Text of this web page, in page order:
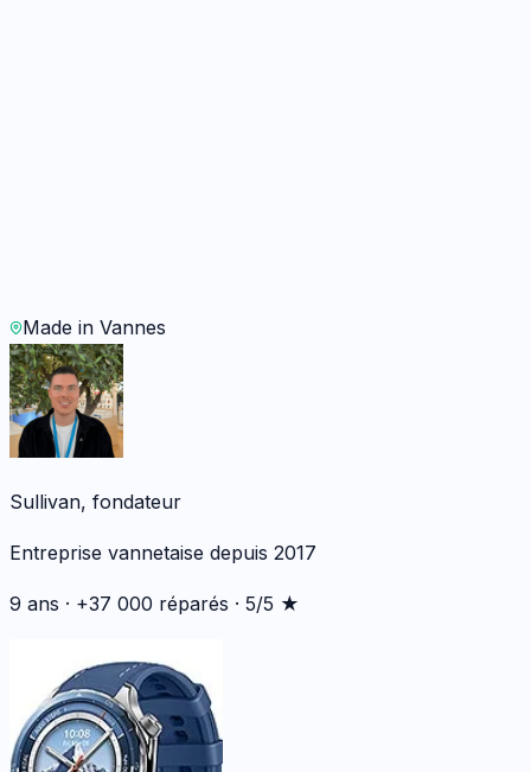
Made in Vannes
Sullivan, fondateur
Entreprise vannetaise depuis 2017
9 ans · +37 000 réparés · 5/5 ★